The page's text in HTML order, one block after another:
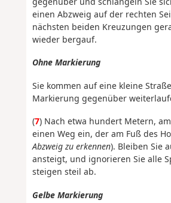
einen Abzweig auf der rechten
nächsten beiden Kreuzungen
wieder bergauf.
Ohne Markierung
Sie kommen auf eine kleine
Markierung gegenüber
(7) Nach etwa hundert Metern,
einen Weg ein, der am Fuß des
Abzweig zu erkennen). Bleiben Sie
ansteigt, und ignorieren Sie alle
steigen steil ab.
Gelbe Markierung